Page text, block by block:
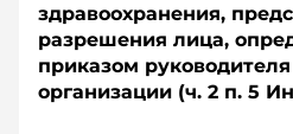
здравоохранения,
разрешения лица,
приказом
организации (ч. 2 п. 5